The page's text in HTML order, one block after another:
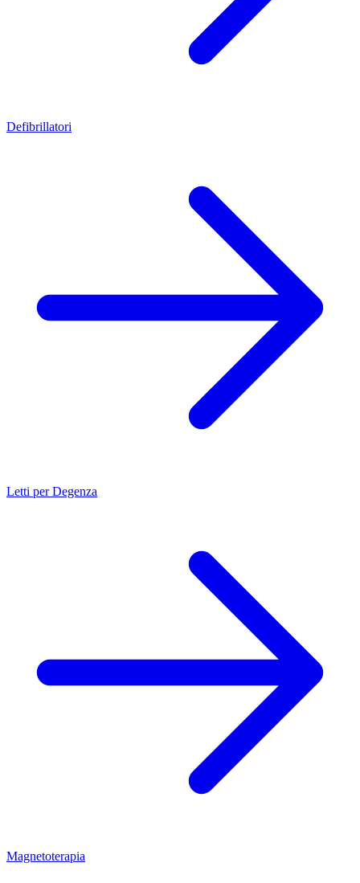
Defibrillatori
Letti per Degenza
Magnetoterapia